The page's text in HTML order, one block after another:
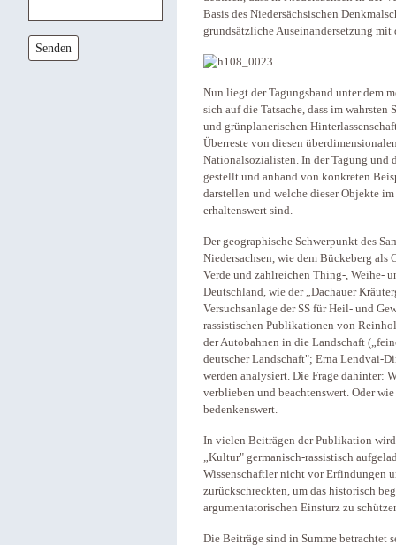
Senden
Basis des Niedersächsischen
grundsätzliche Auseinandersetzung
Nun liegt der Tagungsband unter dem
sich auf die Tatsache, dass im wahrsten
und grünplanerischen
Überreste von diesen
Nationalsozialisten. In der Tagung und
gestellt und anhand von konkreten
darstellen und welche dieser Objekte
erhaltenswert sind.
Der geographische Schwerpunkt des
Niedersachsen, wie dem Bückeberg als
Verde und zahlreichen Thing-, Weihe-
Deutschland, wie der „Dachauer
Versuchsanlage der SS für Heil- und
rassistischen Publikationen von
der Autobahnen in die Landschaft
deutscher Landschaft"; Erna Lendvai-
werden analysiert. Die Frage dahinter:
verblieben und beachtenswert. Oder
bedenkenswert.
In vielen Beiträgen der Publikation
„Kultur" germanisch-rassistisch
Wissenschaftler nicht vor Erfindungen
zurückschreckten, um das historisch
argumentatorischen Einsturz zu
Die Beiträge sind in Summe betrachtet